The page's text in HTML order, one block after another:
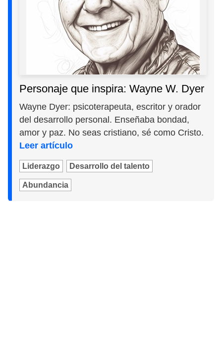
Personaje que inspira: Wayne W. Dyer
Wayne Dyer: psicoterapeuta, escritor y orador
del desarrollo personal. Enseñaba bondad,
amor y paz. No seas cristiano, sé como Cristo.
Leer artículo
Liderazgo Desarrollo del talento
Abundancia